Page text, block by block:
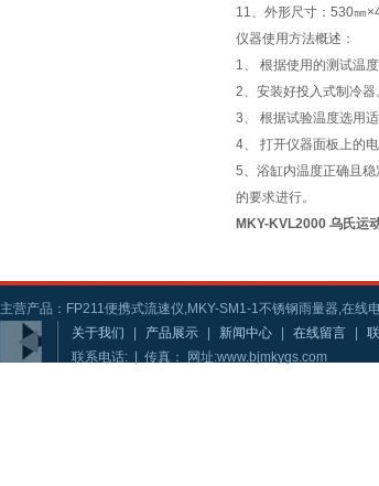
11、外形尺寸：530㎜
仪器使用方法概述：
1、 根据使用的测试温
2、安装好投入式制冷器
3、 根据试验温度选用
4、 打开仪器面板上的
5、浴缸内温度正确且
的要求进行。
MKY-KVL2000 乌氏运
主营产品：FP211便携式流速仪,MKY-SM1-1不锈钢雨量器,在线
关于我们
产品展示 新闻中心 在线留言
联系电话: | 传真： 网址:www.bjmkygs.com